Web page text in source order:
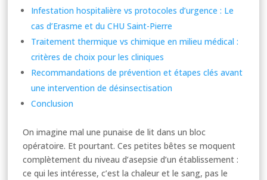
Infestation hospitalière vs protocoles d’urgence : Le
cas d’Erasme et du CHU Saint-Pierre
Traitement thermique vs chimique en milieu médical :
critères de choix pour les cliniques
Recommandations de prévention et étapes clés avant
une intervention de désinsectisation
Conclusion
On imagine mal une punaise de lit dans un bloc
opératoire. Et pourtant. Ces petites bêtes se moquent
complètement du niveau d’asepsie d’un établissement :
ce qui les intéresse, c’est la chaleur et le sang, pas le